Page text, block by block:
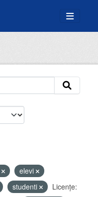
elevi
studenti
Licenţe: